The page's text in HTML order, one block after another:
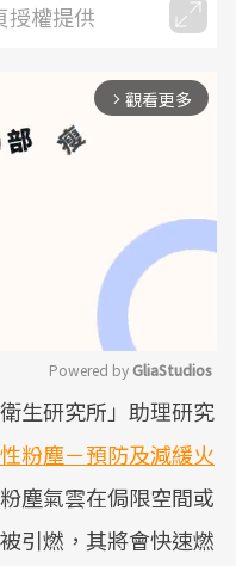
授權提供
arrow_forward_ios 觀看更多
Mute
Powered by GliaStudios
生研究所」助理研究
粉塵－預防及減緩火
塵氣雲在侷限空間或
引燃，其將會快速燃